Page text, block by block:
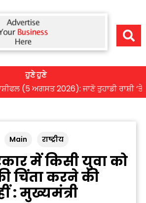
ਹੁਣੇ ਹੁਣੇ
(5 ਅਗਸਤ 2026): ਜਾਣੋ ਤੁਹਾਡੀ ਰਾਸ਼ੀ ‘ਤੇ
Main राष्ट्रीय
में किसी युवा को
चिंता करने की
: मुख्यमंत्री